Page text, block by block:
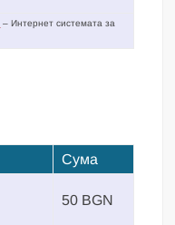
– Интернет системата за
Сума
50 BGN